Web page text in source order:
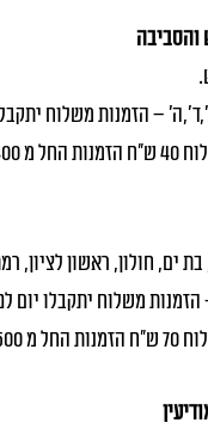
– הזמנות משלוח יתקבלו
400 ש"ח
ים, חולון, ראשון לציון,
משלוח יתקבלו יום
500 ש"ח